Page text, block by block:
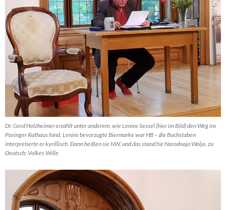
Dr. Gerd Holzheimer erzählt unter anderem, wie Lenins Sessel (hier im Bild) den Weg ins
Pasinger Rathaus fand. Lenins bevorzugte Biermarke war HB – die Buchstaben
interpretierte er kyrillisch. Dann heißen sie NW, und das stand für Narodnaja Wolja, zu
Deutsch: Volkes Wille